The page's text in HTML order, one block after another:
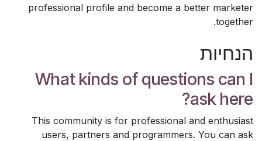
professional profile and become a better marketer
together.
הנחיות
What kinds of questions can I
ask here?
This community is for professional and enthusiast
users, partners and programmers. You can ask